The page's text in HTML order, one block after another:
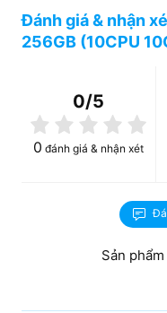
Thiết kế tinh
làm việc
Mac Mini M4 16GB
tuyệt đối về tính di
lượng chỉ vỏn vẹn
lắp đặt máy ở bất kỳ
cho đến việc kết nối
Đánh giá & nhận
256GB (10CPU
0/5
0 đánh giá & nhận xét
Sản